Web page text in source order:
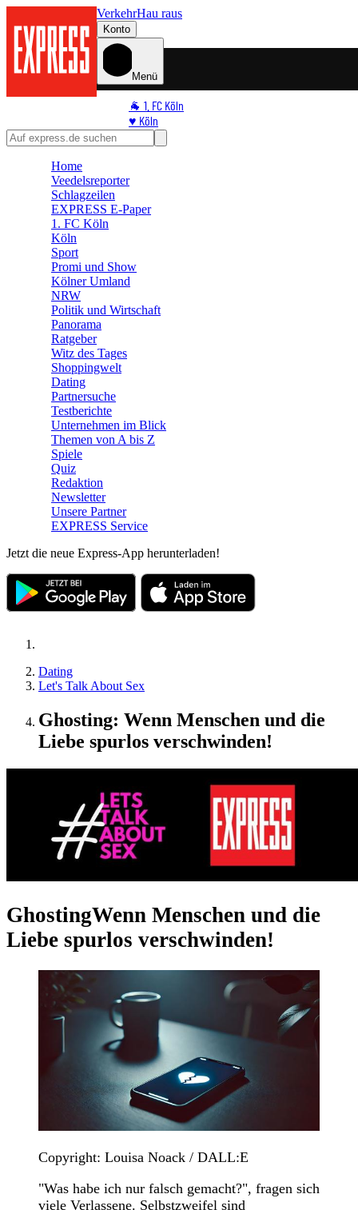
VerkehrHau raus
Konto
Menü
🐐 1. FC Köln
♥️ Köln
⭐ Promi
🛒 Shoppingwelt
Home
Veedelsreporter
Schlagzeilen
EXPRESS E-Paper
1. FC Köln
Köln
Sport
Promi und Show
Kölner Umland
NRW
Politik und Wirtschaft
Panorama
Ratgeber
Witz des Tages
Shoppingwelt
Dating
Partnersuche
Testberichte
Unternehmen im Blick
Themen von A bis Z
Spiele
Quiz
Redaktion
Newsletter
Unsere Partner
EXPRESS Service
Jetzt die neue Express-App herunterladen!
Dating
Let's Talk About Sex
Ghosting: Wenn Menschen und die
Liebe spurlos verschwinden!
GhostingWenn Menschen und die
Liebe spurlos verschwinden!
Copyright: Louisa Noack / DALL:E
"Was habe ich nur falsch gemacht?", fragen sich
viele Verlassene. Selbstzweifel sind